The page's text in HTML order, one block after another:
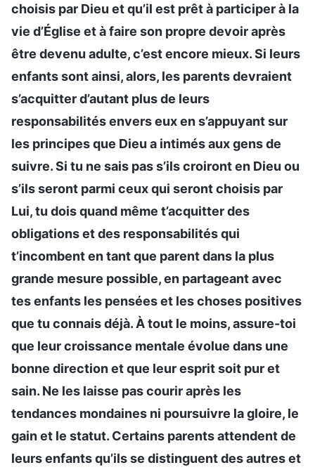
choisis par Dieu et qu’il est prêt à participer à la
vie d’Église et à faire son propre devoir après
être devenu adulte, c’est encore mieux. Si leurs
enfants sont ainsi, alors, les parents devraient
s’acquitter d’autant plus de leurs
responsabilités envers eux en s’appuyant sur
les principes que Dieu a intimés aux gens de
suivre. Si tu ne sais pas s’ils croiront en Dieu ou
s’ils seront parmi ceux qui seront choisis par
Lui, tu dois quand même t’acquitter des
obligations et des responsabilités qui
t’incombent en tant que parent dans la plus
grande mesure possible, en partageant avec
tes enfants les pensées et les choses positives
que tu connais déjà. À tout le moins, assure-toi
que leur croissance mentale évolue dans une
bonne direction et que leur esprit soit pur et
sain. Ne les laisse pas courir après les
tendances mondaines ni poursuivre la gloire, le
gain et le statut. Certains parents attendent de
leurs enfants qu’ils se distinguent des autres et